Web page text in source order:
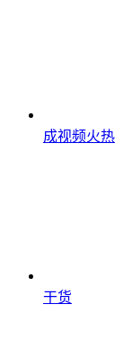
成视频火热
干货